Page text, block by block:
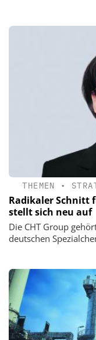
THEMEN •
Radikaler Schnitt
stellt sich neu auf
Die CHT Group
deutschen